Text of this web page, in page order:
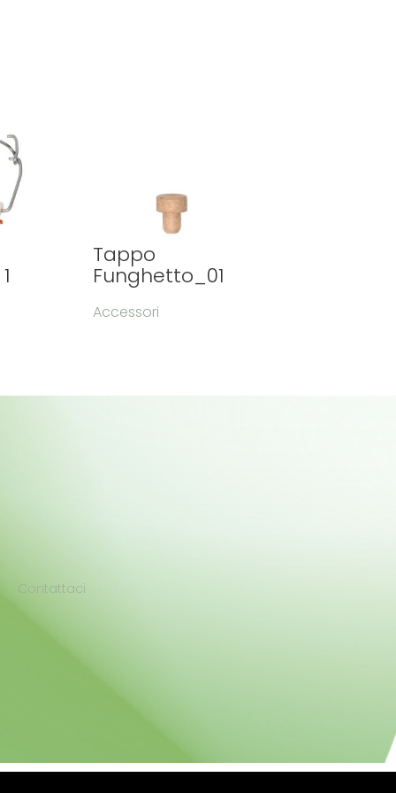
Tappo
Funghetto_01
Accessori
Contattaci